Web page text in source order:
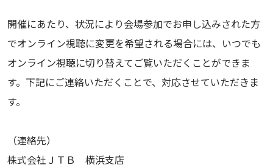
開催にあたり、状況により会場参加でお申し込みされた方
でオンライン視聴に変更を希望される場合には、いつでも
オンライン視聴に切り替えてご覧いただくことができま
す。下記にご連絡いただくことで、対応させていただきま
す。
（連絡先）
株式会社ＪＴＢ 横浜支店